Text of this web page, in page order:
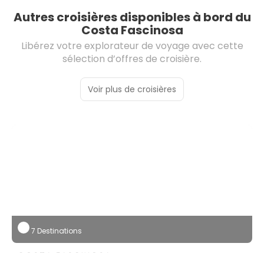
Autres croisières disponibles à bord du
Costa Fascinosa
Libérez votre explorateur de voyage avec cette
sélection d’offres de croisière.
Voir plus de croisières
7 Destinations